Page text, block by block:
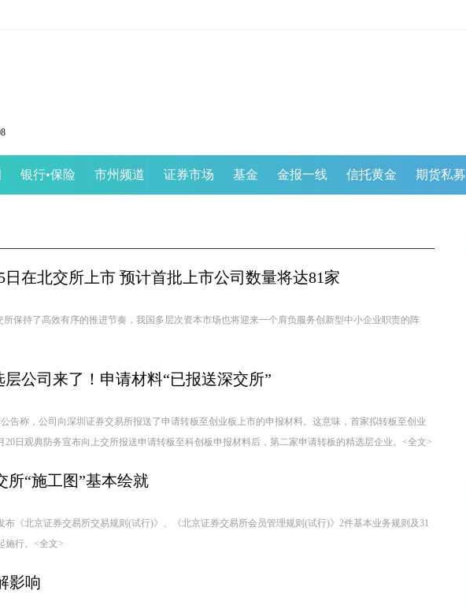
银行•保险 市州频道 证券市场 基金 金报一线 信托黄金 期货私募
日在北交所上市 预计首批上市公司数量将达81家
所保持了高效有序的推进节奏，我国多层次资本市场也将迎来一个肩负服务创新型中小企业职责的阵
公司来了！申请材料“已报送深交所”
告称，公司向深圳证券交易所报送了申请转板至创业板上市的申报材料。这意味，首家拟转板至创业
日观典防务宣布向上交所报送申请转板至科创板申报材料后，第二家申请转板的精选层企业。 <全文>
所“施工图”基本绘就
布《北京证券交易所交易规则(试行)》、《北京证券交易所会员管理规则(试行)》2件基本业务规则及31
行。 <全文>
影响